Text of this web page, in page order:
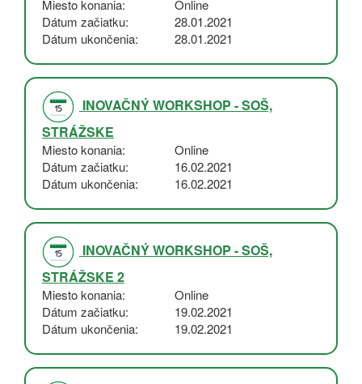
Miesto konania
Online
Dátum začiatku
28.01.2021
Dátum ukončenia
28.01.2021
INOVAČNÝ WORKSHOP - SOŠ,
STRÁŽSKE
Miesto konania
Online
Dátum začiatku
16.02.2021
Dátum ukončenia
16.02.2021
INOVAČNÝ WORKSHOP - SOŠ,
STRÁŽSKE 2
Miesto konania
Online
Dátum začiatku
19.02.2021
Dátum ukončenia
19.02.2021